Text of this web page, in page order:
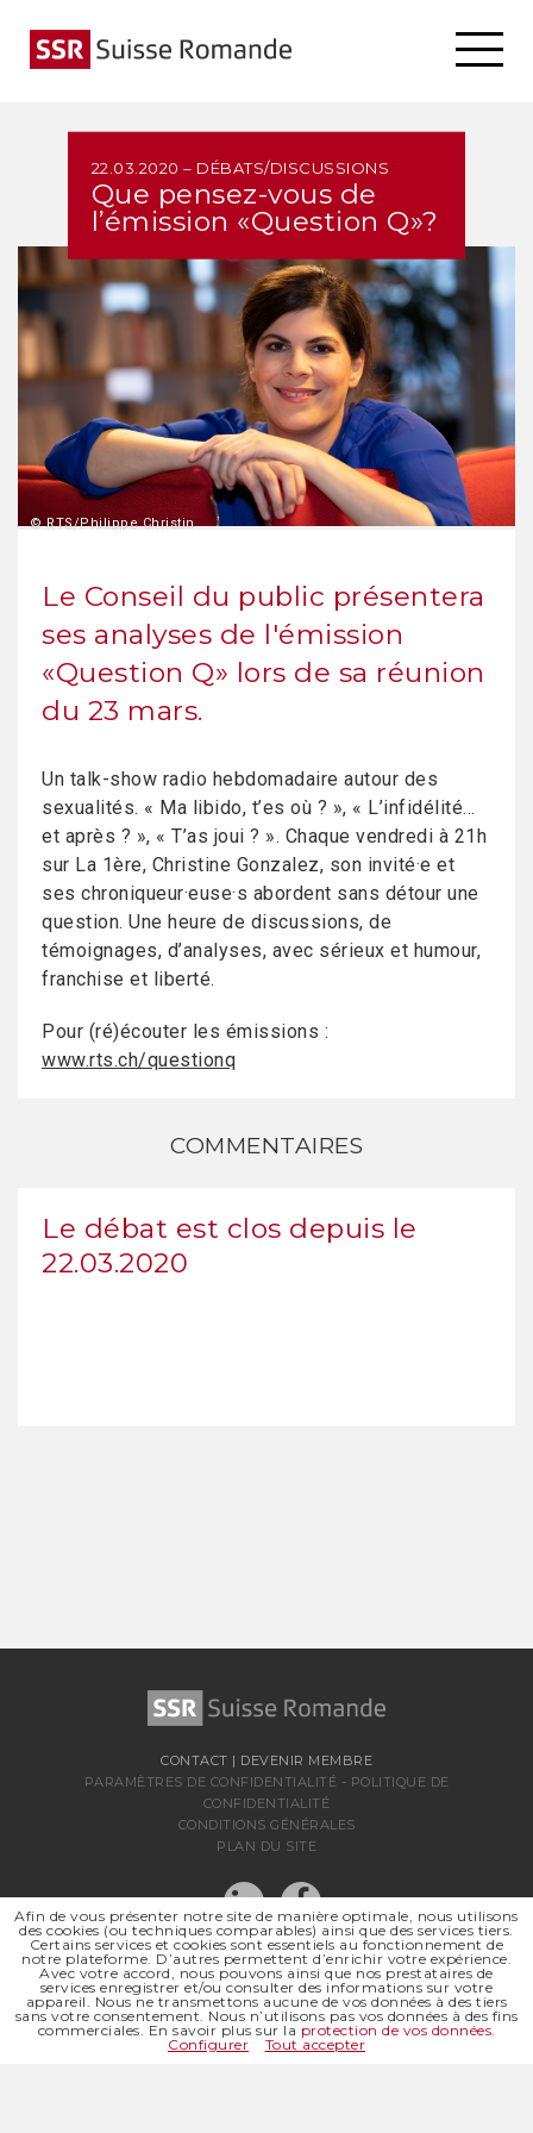
22.03.2020 – DÉBATS/DISCUSSIONS
Que pensez-vous de
l’émission «Question Q»?
© RTS/Philippe Christin
Le Conseil du public présentera
ses analyses de l'émission
«Question Q» lors de sa réunion
du 23 mars.
Un talk-show radio hebdomadaire autour des
sexualités. « Ma libido, t’es où ? », « L’infidélité…
et après ? », « T’as joui ? ». Chaque vendredi à 21h
sur La 1ère, Christine Gonzalez, son invité·e et
ses chroniqueur·euse·s abordent sans détour une
question. Une heure de discussions, de
témoignages, d’analyses, avec sérieux et humour,
franchise et liberté.
Pour (ré)écouter les émissions :
www.rts.ch/questionq
COMMENTAIRES
Le débat est clos depuis le
22.03.2020
CONTACT | DEVENIR MEMBRE
PARAMÈTRES DE CONFIDENTIALITÉ - POLITIQUE DE
CONFIDENTIALITÉ
CONDITIONS GÉNÉRALES
PLAN DU SITE
SSR SUISSE ROMANDE
SOCIÉTÉ RÉGIONALE DE
Afin de vous présenter notre site de manière optimale, nous utilisons
des cookies (ou techniques comparables) ainsi que des services tiers.
Certains services et cookies sont essentiels au fonctionnement de
notre plateforme. D’autres permettent d’enrichir votre expérience.
Avec votre accord, nous pouvons ainsi que nos prestataires de
services enregistrer et/ou consulter des informations sur votre
appareil. Nous ne transmettons aucune de vos données à des tiers
sans votre consentement. Nous n’utilisons pas vos données à des fins
commerciales. En savoir plus sur la protection de vos données.
Configurer
Tout accepter